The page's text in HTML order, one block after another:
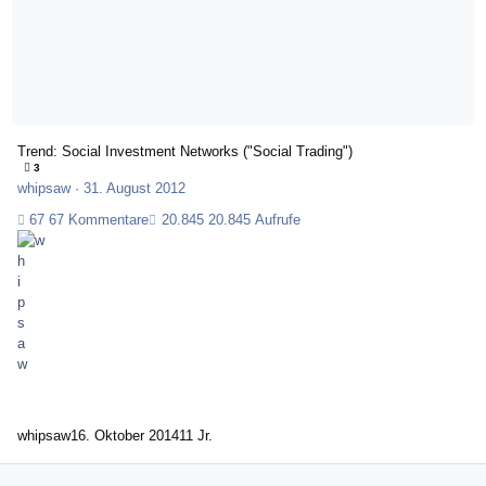
Trend: Social Investment Networks ("Social Trading")
3
whipsaw· 31. August 2012
67 Kommentare
20.845 Aufrufe
whipsaw16. Oktober 201411 Jr.